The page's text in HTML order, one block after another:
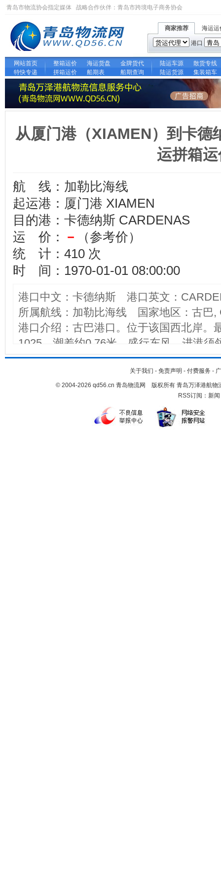
青岛市物流协会指定媒体 战略合作伙伴： 青岛市跨境电子商务协会
商家推荐 海运运
港口
网站首页 整箱运价 海运货盘 金牌货代 陆运车源
散货专线
特快专递
拼箱运价 船期表 船期查询 陆运货源 集装箱车
从厦门港（XIAMEN）到卡德
运拼箱
航 线：加勒比海线
起运港：厦门港 XIAMEN
目的港：卡德纳斯 CARDENAS
运 价：
－
（参考价）
统 计：410 次
时 间：1970-01-01 08:00:00
港口中文：卡德纳斯 港口英文：
所属航线：加勒比海线 国家地区：古巴,
港口介绍：古巴港口。位于该国西北岸。
1025。潮差约0.76米。盛行东风。进港
拉斯岛(CAYO PIEDRAS)，进口引航道在
之间，航道深度9.15米，沿西南方向逐渐
度5.79米的船舶能够进港，曾有吃水6.25
瘀积，这个深度一般不现实。航道锚泊
间。有5、6只锚系浮筒可伊系缆，水深
关于我们 - 免责声明 - 付费服务 -
© 2004-2026 qd56.cn 青岛物流网 版权所有 青岛万泽港航物
RSS订阅： 新闻